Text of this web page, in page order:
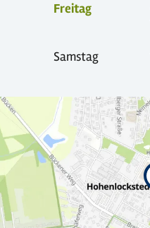
Freitag
Samstag